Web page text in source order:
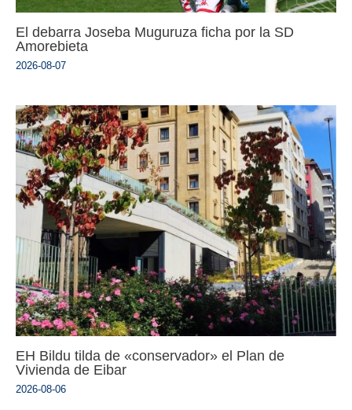
El debarra Joseba Muguruza ficha por la SD
Amorebieta
2026-08-07
EH Bildu tilda de «conservador» el Plan de
Vivienda de Eibar
2026-08-06